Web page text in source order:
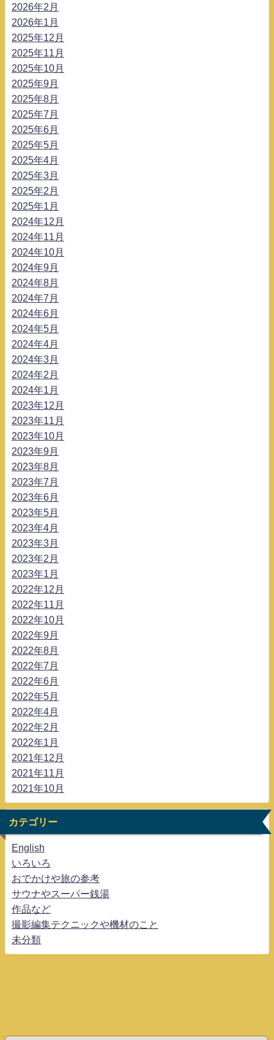
2026年2月
2026年1月
2025年12月
2025年11月
2025年10月
2025年9月
2025年8月
2025年7月
2025年6月
2025年5月
2025年4月
2025年3月
2025年2月
2025年1月
2024年12月
2024年11月
2024年10月
2024年9月
2024年8月
2024年7月
2024年6月
2024年5月
2024年4月
2024年3月
2024年2月
2024年1月
2023年12月
2023年11月
2023年10月
2023年9月
2023年8月
2023年7月
2023年6月
2023年5月
2023年4月
2023年3月
2023年2月
2023年1月
2022年12月
2022年11月
2022年10月
2022年9月
2022年8月
2022年7月
2022年6月
2022年5月
2022年4月
2022年2月
2022年1月
2021年12月
2021年11月
2021年10月
カテゴリー
English
いろいろ
おでかけや旅の参考
サウナやスーパー銭湯
作品など
撮影編集テクニックや機材のこと
未分類